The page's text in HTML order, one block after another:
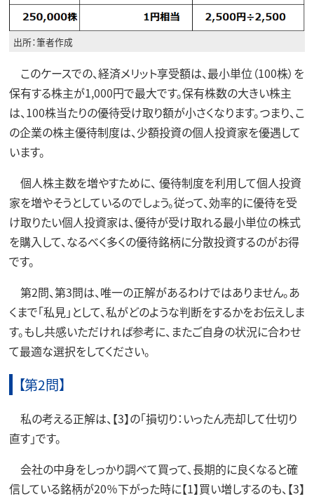
出所：筆者作成
このケースでの、経済メリット享受額は、最小単位（100株）を
保有する株主が1,000円で最大です。保有株数の大きい株主
は、100株当たりの優待受け取り額が小さくなります。つまり、こ
の企業の株主優待制度は、少額投資の個人投資家を優遇して
います。
個人株主数を増やすために、 優待制度を利用して個人投資
家を増やそうとしているのでしょう。従って、効率的に優待を受
け取りたい個人投資家は、優待が受け取れる最小単位の株式
を購入して、なるべく多くの優待銘柄に分散投資するのがお得
です。
第2問、第3問は、唯一の正解があるわけではありません。あ
くまで「私見」として、私がどのような判断をするかをお伝えしま
す。もし共感いただければ参考に、またご自身の状況に合わせ
て最適な選択をしてください。
【第2問】
私の考える正解は、【3】の「損切り：いったん売却して仕切り
直す」です。
会社の中身をしっかり調べて買って、長期的に良くなると確
信している銘柄が20％下がった時に【1】買い増しするのも、【3】